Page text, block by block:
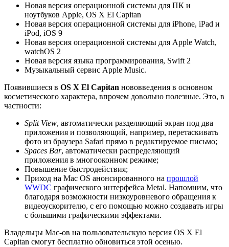
Новая версия операционной системы для ПК и
ноутбуков Apple, OS X El Capitan
Новая версия операционной системы для iPhone, iPad и
iPod, iOS 9
Новая версия операционной системы для Apple Watch,
watchOS 2
Новая версия языка программирования, Swift 2
Музыкальный сервис Apple Music.
Появившиеся в OS X El Capitan нововведения в основном
косметического характера, впрочем довольно полезные. Это, в
частности:
Split View, автоматически разделяющий экран под два
приложения и позволяющий, например, перетаскивать
фото из браузера Safari прямо в редактируемое письмо;
Spaces Bar, автоматически распределяющий
приложения в многооконном режиме;
Повышение быстродействия;
Приход на Mac OS анонсированного на прошлой
WWDC графического интерфейса Metal. Напомним, что
благодаря возможности низкоуровневого обращения к
видеоускорителю, с его помощью можно создавать игры
с большими графическими эффектами.
Владельцы Mac-ов на пользовательскую версия OS X El
Capitan смогут бесплатно обновиться этой осенью.